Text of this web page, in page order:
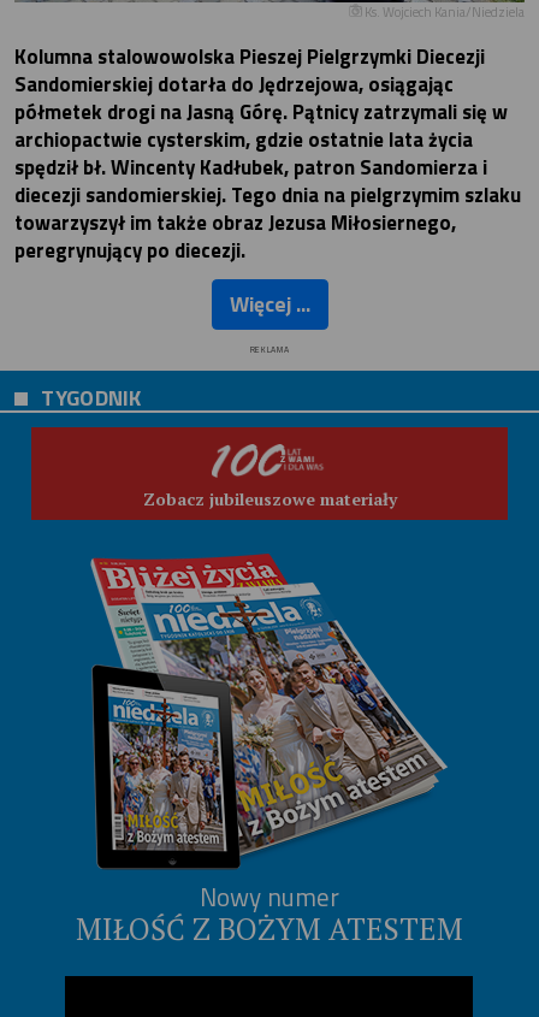
Ks. Wojciech Kania/Niedziela
Kolumna stalowowolska Pieszej Pielgrzymki Diecezji
Sandomierskiej dotarła do Jędrzejowa, osiągając
półmetek drogi na Jasną Górę. Pątnicy zatrzymali się w
archiopactwie cysterskim, gdzie ostatnie lata życia
spędził bł. Wincenty Kadłubek, patron Sandomierza i
diecezji sandomierskiej. Tego dnia na pielgrzymim szlaku
towarzyszył im także obraz Jezusa Miłosiernego,
peregrynujący po diecezji.
Więcej ...
REKLAMA
TYGODNIK
Zobacz jubileuszowe materiały
Nowy numer
MIŁOŚĆ Z BOŻYM ATESTEM